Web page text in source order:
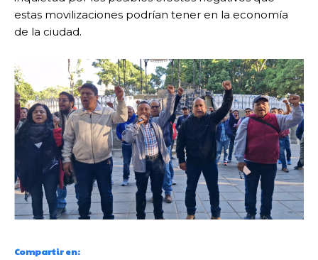
estas movilizaciones podrían tener en la economía
de la ciudad.
Compartir en: